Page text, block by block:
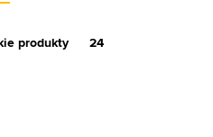
produkty 24